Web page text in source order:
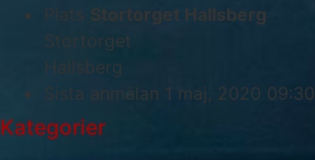
Plats Stortorget Hallsberg
Stortorget
Hallsberg
Sista anmälan 1 maj, 2020 09:30
Kategorier